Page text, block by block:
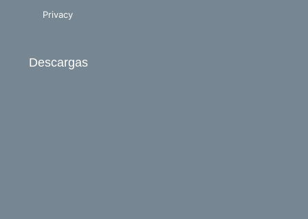
Privacy
Descargas